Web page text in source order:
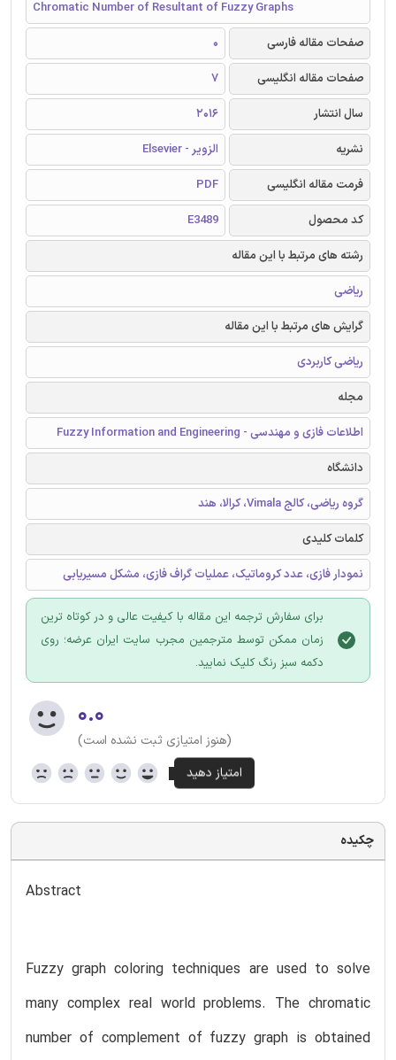
Chromatic Number of Resultant of Fuzzy Graphs
صفحات مقاله فارسی
0
صفحات مقاله انگلیسی
7
سال انتشار
2016
نشریه
الزویر - Elsevier
فرمت مقاله انگلیسی
PDF
کد محصول
E3489
رشته های مرتبط با این مقاله
ریاضی
گرایش های مرتبط با این مقاله
ریاضی کاربردی
مجله
اطلاعات فازی و مهندسی - Fuzzy Information and Engineering
دانشگاه
گروه ریاضی، کالج Vimala، کرالا، هند
کلمات کلیدی
نمودار فازی، عدد کروماتیک، عملیات گراف فازی، مشکل مسیریابی
برای سفارش ترجمه این مقاله با کیفیت عالی و در کوتاه ترین
زمان ممکن توسط مترجمین مجرب سایت ایران عرضه؛ روی
دکمه سبز رنگ کلیک نمایید.
۰.۰
(هنوز امتیازی ثبت نشده است)
چکیده
Abstract
Fuzzy graph coloring techniques are used to solve
many complex real world problems. The chromatic
number of complement of fuzzy graph is obtained